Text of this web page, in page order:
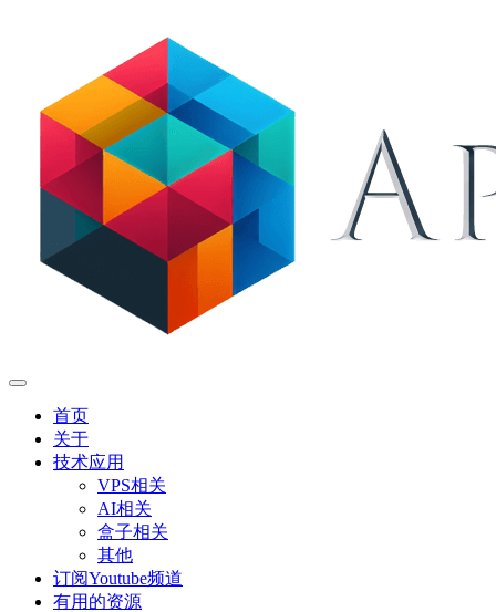
首页
关于
技术应用
VPS相关
AI相关
盒子相关
其他
订阅Youtube频道
有用的资源